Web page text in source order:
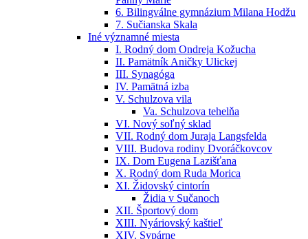
6. Bilingválne gymnázium Milana Hodžu
7. Sučianska Skala
Iné významné miesta
I. Rodný dom Ondreja Kožucha
II. Pamätník Aničky Ulickej
III. Synagóga
IV. Pamätná izba
V. Schulzova vila
Va. Schulzova tehelňa
VI. Nový soľný sklad
VII. Rodný dom Juraja Langsfelda
VIII. Budova rodiny Dvoráčkovcov
IX. Dom Eugena Lazišťana
X. Rodný dom Ruda Morica
XI. Židovský cintorín
Židia v Sučanoch
XII. Športový dom
XIII. Nyáriovský kaštieľ
XIV. Sypárne